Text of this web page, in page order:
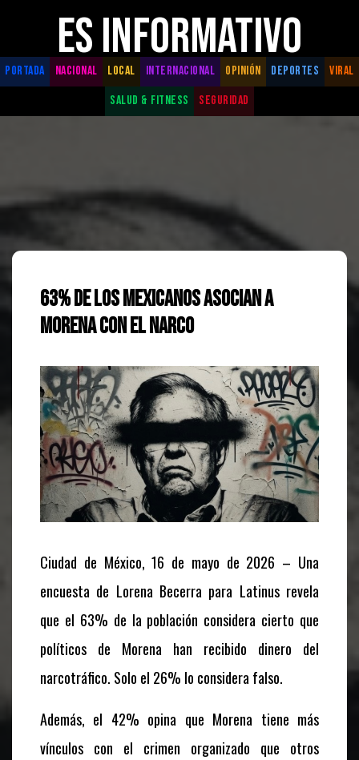
ES INFORMATIVO
PORTADA NACIONAL LOCAL INTERNACIONAL OPINIÓN DEPORTES
VIRAL
SALUD & FITNESS
SEGURIDAD
63% de los mexicanos asocian a
Morena con el narco
Ciudad de México, 16 de mayo de 2026 – Una
encuesta de Lorena Becerra para Latinus revela
que el 63% de la población considera cierto que
políticos de Morena han recibido dinero del
narcotráfico. Solo el 26% lo considera falso.
Además, el 42% opina que Morena tiene más
vínculos con el crimen organizado que otros